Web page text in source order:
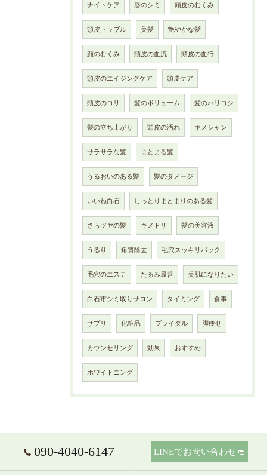
ナイトケア 唇のシミ 頭皮のむくみ
頭皮トラブル 美髪 艶やかな髪
顔のむくみ 頭皮の血流 頭皮の血行
頭皮のエイジングケア 頭皮ケア
頭皮のコリ 髪のボリューム 髪のハリコシ
髪の立ち上がり 頭皮の汚れ キメシャン
サラサラな髪 まとまる髪
うるおいのある髪 髪のダメージ
いいね白石 しっとりまとまりのある髪
さらツヤの髪 キメトリ 髪の美容液
うるり 角質除去 毛穴スッキリパック
毛穴のエステ たるみ最善 美肌になりたい
白石市シミ取りサロン タイミング 食事
サプリ 化粧品 ブライダル 脚痩せ
カウンセリング 効果 おすすめ
ホワイトニング
090-4040-6147 LINEでお問い合わせ